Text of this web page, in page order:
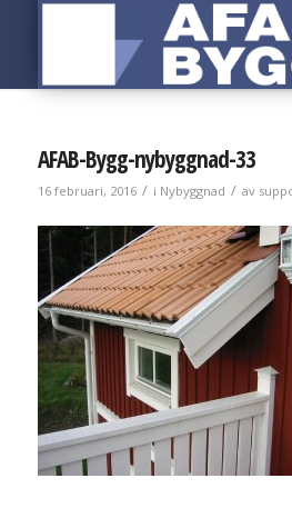
AFAB-Bygg-nybyggnad-33
16 februari, 2016 / i Nybyggnad / av